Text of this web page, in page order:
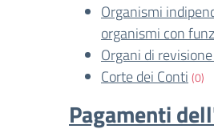
Organismi
organismi con
Organi di
Corte dei Conti (0)
Pagamenti